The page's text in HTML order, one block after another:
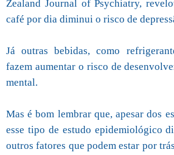
Zealand Journal of Psychiatry,
café por dia diminui o risco de
Já outras bebidas, como
fazem aumentar o risco de
mental.
Mas é bom lembrar que, apesar dos
esse tipo de estudo epidemiológico
outros fatores que podem estar por